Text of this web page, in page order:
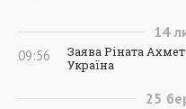
14
09:56
Заява Ріната
Україна
25